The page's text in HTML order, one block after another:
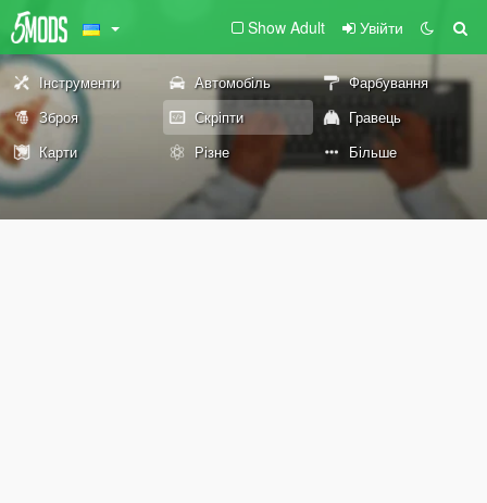
Show Adult Увійти
Інструменти Автомобіль
Фарбування
Зброя
Скріпти
Гравець
Карти
Різне Більше